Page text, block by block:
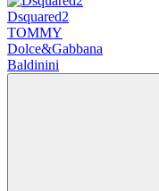
Dsquared2
TOMMY
Dolce&Gabbana
Baldinini